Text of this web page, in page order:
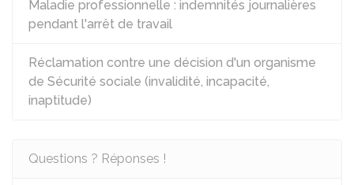
Maladie professionnelle : indemnités journalières
pendant l'arrêt de travail
Réclamation contre une décision d'un organisme
de Sécurité sociale (invalidité, incapacité,
inaptitude)
Questions ? Réponses !